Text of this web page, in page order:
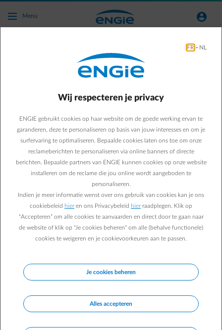
Ga naar de hoofdinhoud
Menu normal-account-circle
Kies voor zekerheid met een vast contract
van ENGIE
Kies je contract, wij regelen de rest.
BEGIN MET HET TYPEN VAN EEN POSTCODE OF STAD. GEBRUIK
Of bel 0800 68 300 - ma-vr tot 18u.
Waarom nu kiezen voor een vaste
energieprijs bij ENGIE?
er ook in het nieuws komt.
element-discount-tag
FR - NL
Wij respecteren je privacy
ENGIE gebruikt cookies op haar website om de goede werking ervan te
garanderen, deze te personaliseren op basis van jouw interesses en om je
surfervaring te optimaliseren. Bepaalde cookies laten ons toe om onze
reclameberichten te personaliseren via online banners of directe
berichten. Bepaalde partners van ENGIE kunnen cookies op onze website
installeren om de reclame die jou online wordt aangeboden te
personaliseren.
Indien je meer informatie wenst over ons gebruik van cookies kan je ons
cookiebeleid hier en ons Privacybeleid hier raadplegen. Klik op
“Accepteren” om alle cookies te aanvaarden en direct door te gaan naar
de website of klik op "Je cookies beheren" om alle (behalve functionele)
cookies te weigeren en je cookievoorkeuren aan te passen.
Je cookies beheren
Alles accepteren